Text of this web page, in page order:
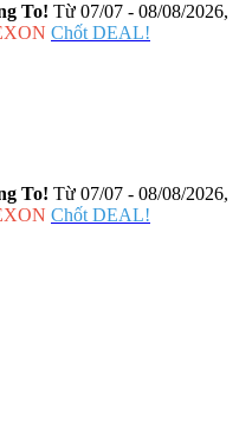
To! Từ 07/07 - 08/08/2026,
Chốt DEAL!
To! Từ 07/07 - 08/08/2026,
Chốt DEAL!